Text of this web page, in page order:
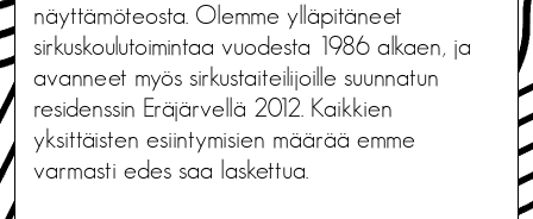
näyttämöteosta. Olemme ylläpitäneet
sirkuskoulutoimintaa vuodesta 1986 alkaen, ja
avanneet myös sirkustaiteilijoille suunnatun
residenssin Eräjärvellä 2012. Kaikkien
yksittäisten esiintymisien määrää emme
varmasti edes saa laskettua.